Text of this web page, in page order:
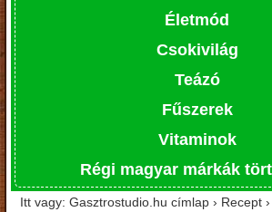
Életmód
Csokivilág
Teázó
Fűszerek
Vitaminok
Régi magyar márkák
Itt vagy: Gasztrostudio.hu címlap › Recept